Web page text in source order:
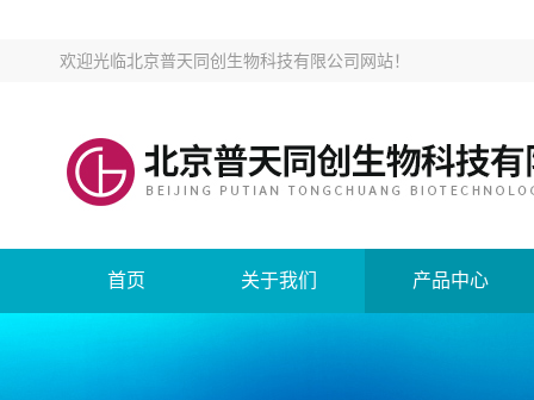
欢迎光临北京普天同创生物科技有限公司网站！
首页 关于我们 产品中心